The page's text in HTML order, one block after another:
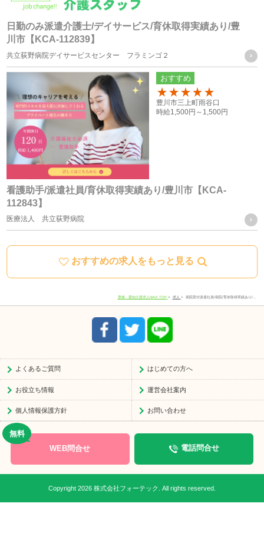
・株式会社フォーテック
統計処理されたデータの利用
当社は、提供を受けた個人情報をもとに、個人を特定できな
いよう加工した統計データを作成することがあります。個人
を特定できない統計データについては、当社は何ら制限なく
利用することができるものとします。
ご質問及びご苦情の窓口
当社における個人データの取り扱いに関するご質問やご苦情
に関しては下記の窓口にご連絡ください。
住所 愛知県豊川市宿町寺前66-1
8:30-17:30
おすすめの求人をもっと見る
日勤のみ派遣介護士/デイサービス/育休取得実績あり/豊
川市【KCA-112839】
共立荻野病院デイサービスセンター フラミンゴ２
看護助手/派遣社員/育休取得実績あり/豊川市【KCA-
112843】
医療法人 共立荻野病院
おすすめ
100
豊川市三上町雨谷口
時給1,500円～ 1,500円
豊橋・愛知介護求人NAVI TOP 求人 病院受付派遣社員/病院/育休取得実績あり/…
よくあるご質問 はじめての方へ
お役立ち情報 運営会社案内
個人情報保護方針 お問い合わせ
電話問合せ
WEB問合せ
Copyright 2026 株式会社フォーテック. All rights reserved.